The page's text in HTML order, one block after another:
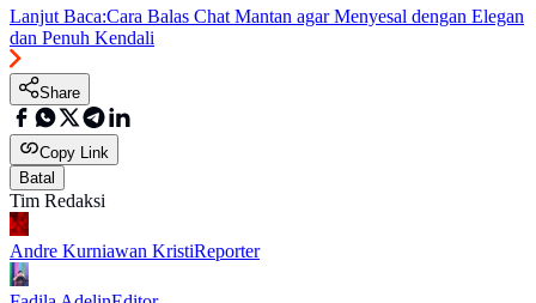
Lanjut Baca:Cara Balas Chat Mantan agar Menyesal dengan Elegan
dan Penuh Kendali
Share
Copy Link
Batal
Tim Redaksi
Andre Kurniawan KristiReporter